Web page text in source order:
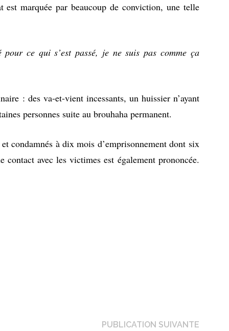
est marquée par beaucoup de conviction, une telle
pour ce qui s’est passé, je ne suis pas comme ça
: des va-et-vient incessants, un huissier n’ayant
personnes suite au brouhaha permanent.
condamnés à dix mois d’emprisonnement dont six
avec les victimes est également prononcée.
PUBLICATION SUIVANTE